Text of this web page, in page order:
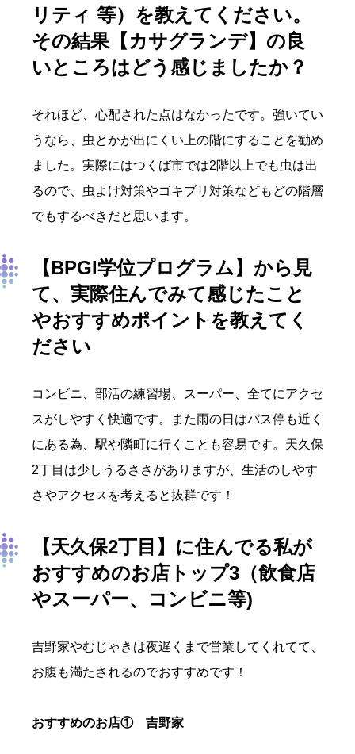
リティ 等）を教えてください。
その結果 【カサグランデ】 の良
いところはどう感じましたか？
それほど、心配された点はなかったです。強いてい
うなら、虫とかが出にくい上の階にすることを勧め
ました。実際にはつくば市では2階以上でも虫は出
るので、虫よけ対策やゴキブリ対策などもどの階層
でもするべきだと思います。
【BPGI学位プログラム】 から見
て、実際住んでみて感じたこと
やおすすめポイントを教えてく
ださい
コンビニ、部活の練習場、スーパー、全てにアクセ
スがしやすく快適です。また雨の日はバス停も近く
にある為、駅や隣町に行くことも容易です。天久保
2丁目は少しうるささがありますが、生活のしやす
さやアクセスを考えると抜群です！
【天久保2丁目】 に住んでる私が
おすすめのお店トップ3（飲食店
やスーパー、コンビニ等)
吉野家やむじゃきは夜遅くまで営業してくれてて、
お腹も満たされるのでおすすめです！
おすすめのお店① 吉野家